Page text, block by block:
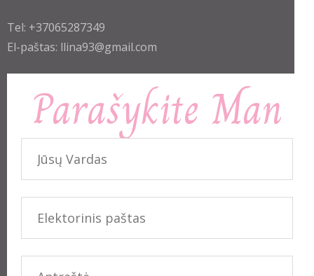
Tel: +37065287349
El-paštas: llina93@gmail.com
Parašykite Man